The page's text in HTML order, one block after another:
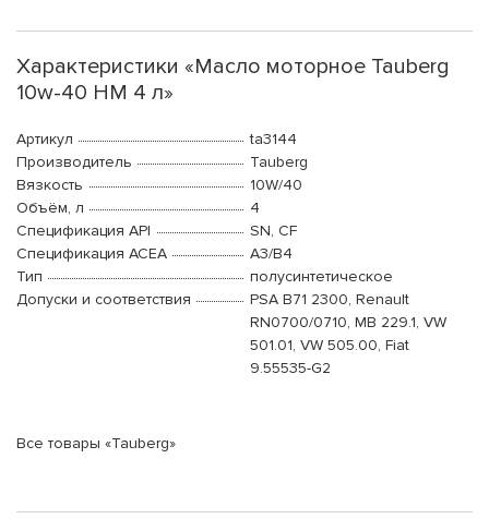
Характеристики «Масло моторное Tauberg
10w-40 HM 4 л»
Артикул
ta3144
Производитель
Tauberg
Вязкость
10W/40
Объём, л
4
Спецификация API
SN, CF
Спецификация ACEA
A3/B4
Тип
полусинтетическое
Допуски и соответствия
PSA B71 2300, Renault
RN0700/0710, MB 229.1, VW
501.01, VW 505.00, Fiat
9.55535-G2
Все товары «Tauberg»